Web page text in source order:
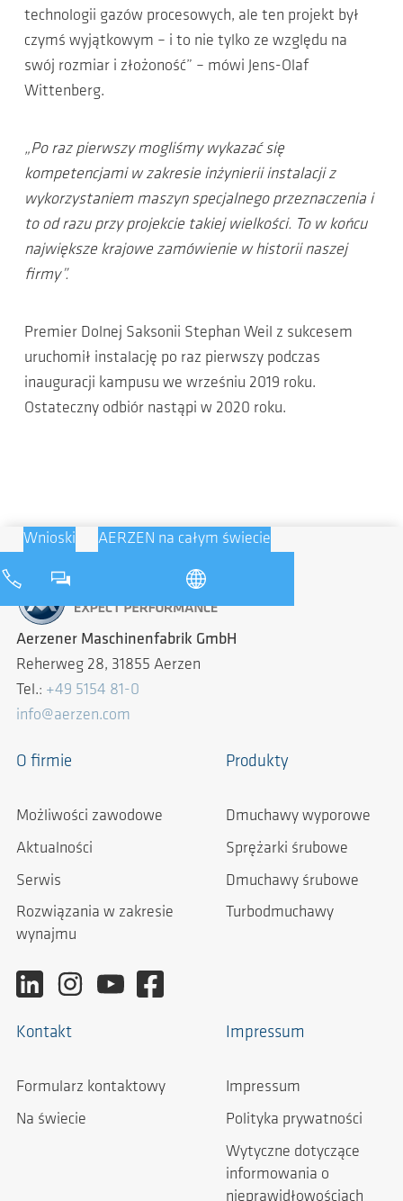
technologii gazów procesowych, ale ten projekt był
czymś wyjątkowym – i to nie tylko ze względu na
swój rozmiar i złożoność” – mówi Jens-Olaf
Wittenberg.
„Po raz pierwszy mogliśmy wykazać się
kompetencjami w zakresie inżynierii instalacji z
wykorzystaniem maszyn specjalnego przeznaczenia i
to od razu przy projekcie takiej wielkości. To w końcu
największe krajowe zamówienie w historii naszej
firmy”.
Premier Dolnej Saksonii Stephan Weil z sukcesem
uruchomił instalację po raz pierwszy podczas
inauguracji kampusu we wrześniu 2019 roku.
Ostateczny odbiór nastąpi w 2020 roku.
Wnioski AERZEN na całym świecie
Aerzener Maschinenfabrik GmbH
Reherweg 28, 31855 Aerzen
Tel.: +49 5154 81-0
info@aerzen.com
O firmie
Możliwości zawodowe
Aktualności
Serwis
Rozwiązania w zakresie
wynajmu
Produkty
Dmuchawy wyporowe
Sprężarki śrubowe
Dmuchawy śrubowe
Turbodmuchawy
Kontakt
Formularz kontaktowy
Na świecie
Impressum
Impressum
Polityka prywatności
Wytyczne dotyczące
informowania o
nieprawidłowościach